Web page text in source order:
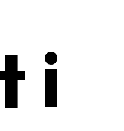
i